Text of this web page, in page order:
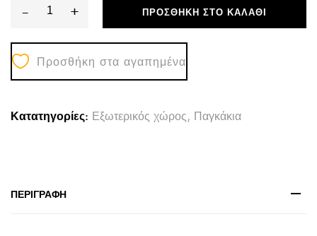
-
ΠΑΓΚΑΚΙ
ΜΕΤΑΛΛΙΚΟ
ALLEGRA
HM5692
WICKER
124x57x77Υ
+ ΠΡΟΣΘΉΚΗ ΣΤΟ ΚΑΛΆΘΙ
Προσθήκη στα αγαπημένα
Κατατηγορίες: Εξωτερικός χώρος, Παγκάκια
ΠΕΡΙΓΡΑΦΉ